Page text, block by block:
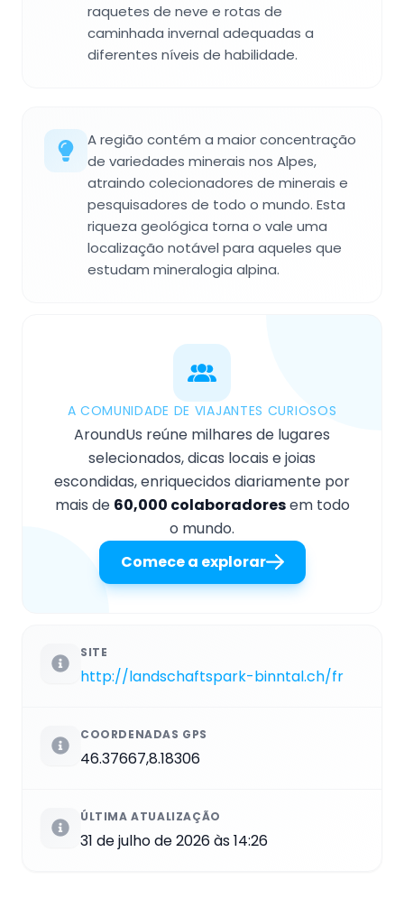
raquetes de neve e rotas de
caminhada invernal adequadas a
diferentes níveis de habilidade.
A região contém a maior concentração
de variedades minerais nos Alpes,
atraindo colecionadores de minerais e
pesquisadores de todo o mundo. Esta
riqueza geológica torna o vale uma
localização notável para aqueles que
estudam mineralogia alpina.
A COMUNIDADE DE VIAJANTES CURIOSOS
AroundUs reúne milhares de lugares
selecionados, dicas locais e joias
escondidas, enriquecidos diariamente por
mais de 60,000 colaboradoresem todo
o mundo.
Comece a explorar
SITE
http://landschaftspark-binntal.ch/fr
COORDENADAS GPS
46.37667,8.18306
ÚLTIMA ATUALIZAÇÃO
31 de julho de 2026 às 14:26